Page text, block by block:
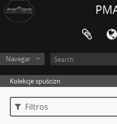
Navegar
Kolekcje spuścizn
Filtros